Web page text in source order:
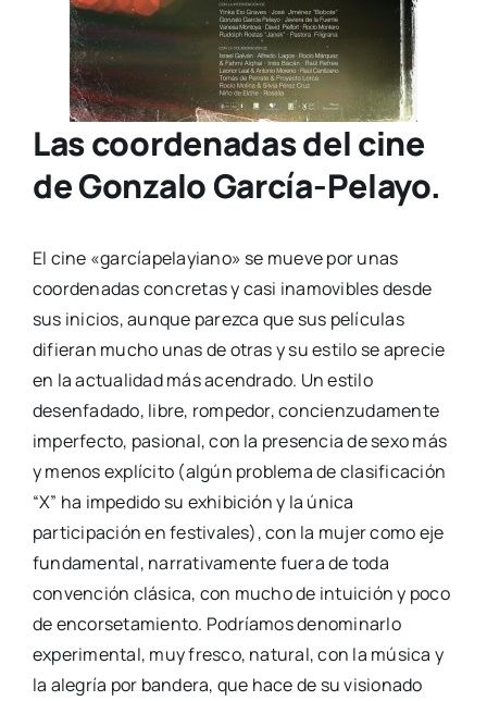
Las coordenadas del cine
de Gonzalo García-Pelayo.
El cine «garcíapelayiano» se mueve por unas
coordenadas concretas y casi inamovibles desde
sus inicios, aunque parezca que sus películas
difieran mucho unas de otras y su estilo se aprecie
en la actualidad más acendrado. Un estilo
desenfadado, libre, rompedor, concienzudamente
imperfecto, pasional, con la presencia de sexo más
y menos explícito (algún problema de clasificación
“X” ha impedido su exhibición y la única
participación en festivales), con la mujer como eje
fundamental, narrativamente fuera de toda
convención clásica, con mucho de intuición y poco
de encorsetamiento. Podríamos denominarlo
experimental, muy fresco, natural, con la música y
la alegría por bandera, que hace de su visionado